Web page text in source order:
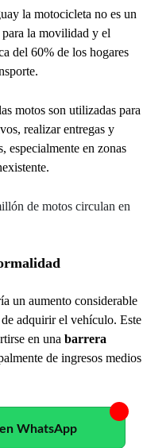
la motocicleta no es un
la movilidad y el
del 60% de los hogares
motos son utilizadas para
realizar entregas y
especialmente en zonas
de motos circulan en
un aumento considerable
adquirir el vehículo. Este
en una barrera
de ingresos medios
WhatsApp